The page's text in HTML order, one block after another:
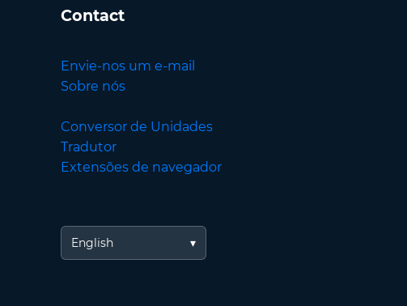
Contact
Envie-nos um e-mail
Sobre nós
Conversor de Unidades
Tradutor
Extensões de navegador
English